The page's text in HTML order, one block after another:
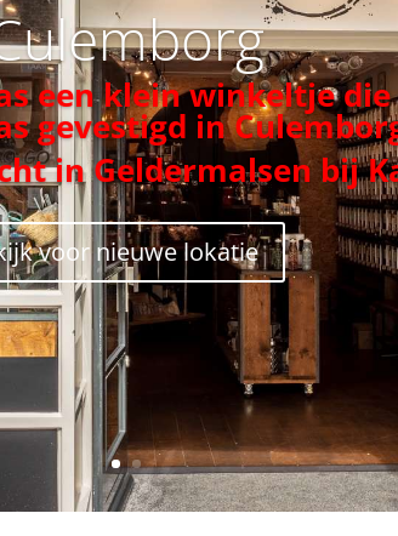
een klein winkeltje
gevestigd in
in Geldermalsen bij
voor nieuwe lokatie